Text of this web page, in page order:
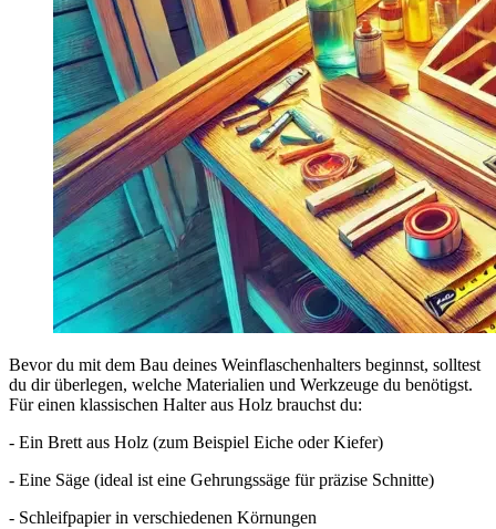
Bevor du mit dem Bau deines Weinflaschenhalters beginnst, solltest
du dir überlegen, welche Materialien und Werkzeuge du benötigst.
Für einen klassischen Halter aus Holz brauchst du:
- Ein Brett aus Holz (zum Beispiel Eiche oder Kiefer)
- Eine Säge (ideal ist eine Gehrungssäge für präzise Schnitte)
- Schleifpapier in verschiedenen Körnungen